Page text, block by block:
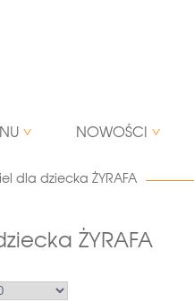
NOWOŚCI
dla dziecka ŻYRAFA
ŻYRAFA